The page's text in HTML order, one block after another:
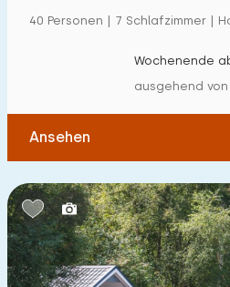
40 Personen | 7 Schlafzimmer |
Wochenende
ausgehend von
Ansehen